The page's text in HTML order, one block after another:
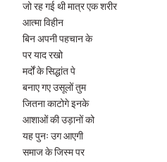
जो रह गई थी मात्र एक शरीर
आत्मा विहीन
बिन अपनी पहचान के
पर याद रखो
मर्दों के सिद्धांत पे
बनाए गए उसूलों तुम
जितना काटोगे इनके
आशाओं की उड़ानों को
यह पुनः उग आएगी
समाज के जिस्म पर